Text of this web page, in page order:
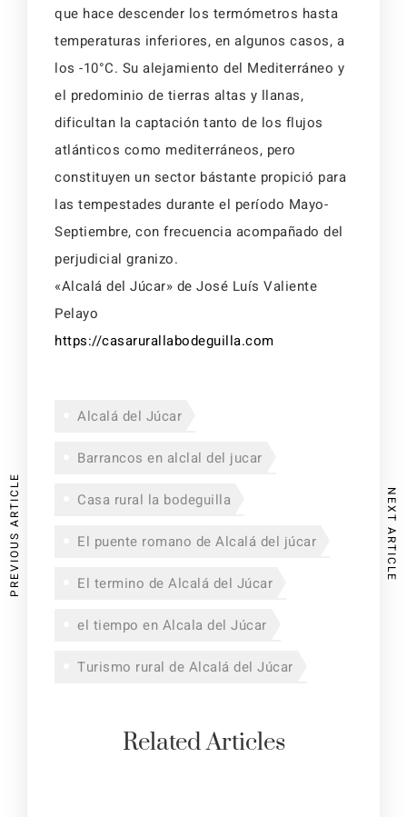
que hace descender los termómetros hasta
temperaturas inferiores, en algunos casos, a
los -10°C. Su alejamiento del Mediterráneo y
el predominio de tierras altas y llanas,
dificultan la captación tanto de los flujos
atlánticos como mediterráneos, pero
constituyen un sector bástante propició para
las tempestades durante el período Mayo-
Septiembre, con frecuencia acompañado del
perjudicial granizo.
«Alcalá del Júcar» de José Luís Valiente
Pelayo
https://casarurallabodeguilla.com
Alcalá del Júcar
Barrancos en alclal del jucar
Casa rural la bodeguilla
El puente romano de Alcalá del júcar
El termino de Alcalá del Júcar
el tiempo en Alcala del Júcar
Turismo rural de Alcalá del Júcar
Related Articles
PREVIOUS ARTICLE NEXT ARTICLE